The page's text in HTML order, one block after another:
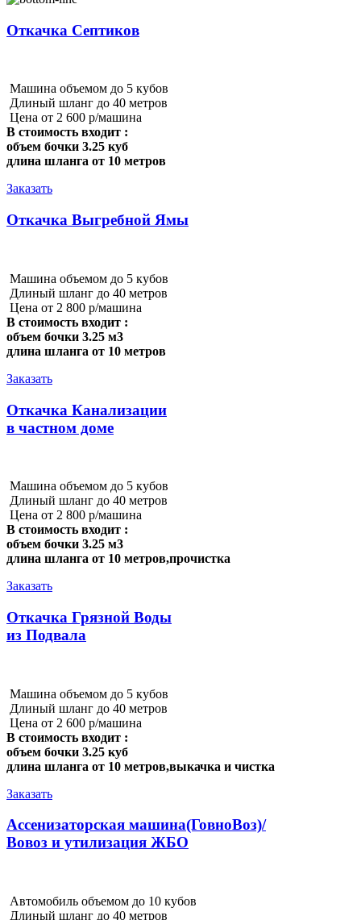
Откачка Септиков
Машина объемом до 5 кубов
Длиный шланг до 40 метров
Цена от 2 600 р/машина
В стоимость входит :
объем бочки 3.25 куб
длина шланга от 10 метров
Заказать
Откачка Выгребной Ямы
Машина объемом до 5 кубов
Длиный шланг до 40 метров
Цена от 2 800 р/машина
В стоимость входит :
объем бочки 3.25 м3
длина шланга от 10 метров
Заказать
Откачка Канализации
в частном доме
Машина объемом до 5 кубов
Длиный шланг до 40 метров
Цена от 2 800 р/машина
В стоимость входит :
объем бочки 3.25 м3
длина шланга от 10 метров,прочистка
Заказать
Откачка Грязной Воды
из Подвала
Машина объемом до 5 кубов
Длиный шланг до 40 метров
Цена от 2 600 р/машина
В стоимость входит :
объем бочки 3.25 куб
длина шланга от 10 метров,выкачка и чистка
Заказать
Ассенизаторская машина(ГовноВоз)/
Вовоз и утилизация ЖБО
Автомобиль объемом до 10 кубов
Длиный шланг до 40 метров